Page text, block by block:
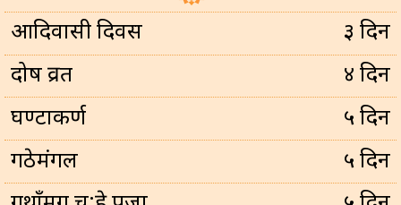
आदिवासी दिवस
३ दिन
प्रदोष व्रत
४ दिन
घण्टाकर्ण
५ दिन
गठेमंगल
५ दिन